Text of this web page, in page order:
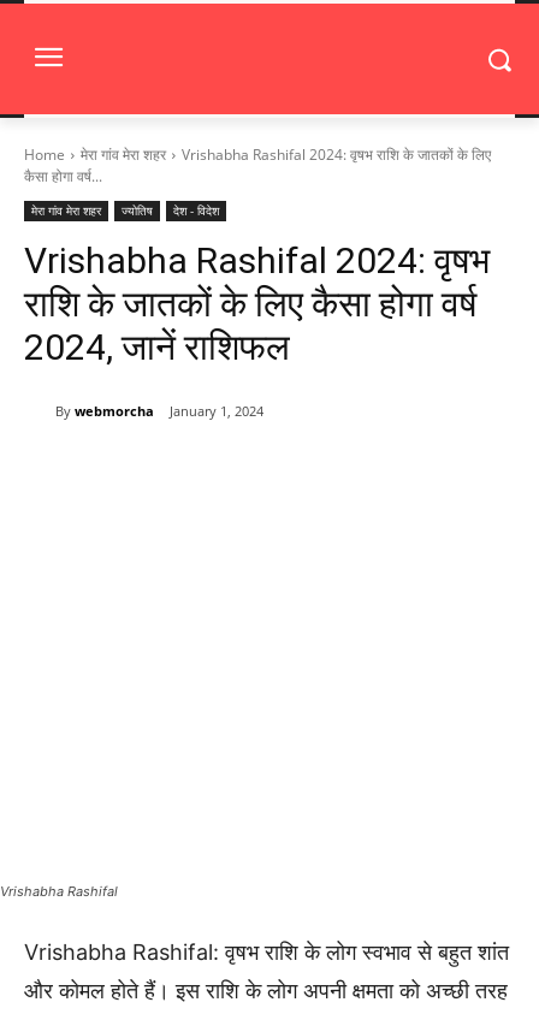
Home मेरा गांव मेरा शहर
Vrishabha Rashifal 2024: वृषभ राशि के जातकों के लिए
कैसा होगा वर्ष...
मेरा गांव मेरा शहर ज्योतिष देश - विदेश
Vrishabha Rashifal 2024: वृषभ
राशि के जातकों के लिए कैसा होगा वर्ष
2024, जानें राशिफल
By webmorcha January 1, 2024
Vrishabha Rashifal
Vrishabha Rashifal: वृषभ राशि के लोग स्वभाव से बहुत शांत
और कोमल होते हैं। इस राशि के लोग अपनी क्षमता को अच्छी तरह